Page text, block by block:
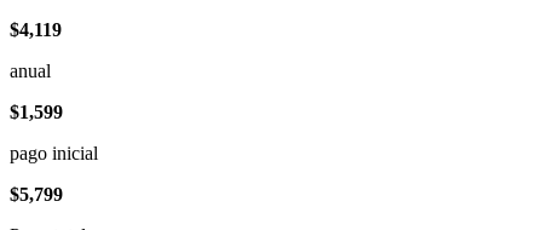
$4,119
anual
$1,599
pago inicial
$5,799